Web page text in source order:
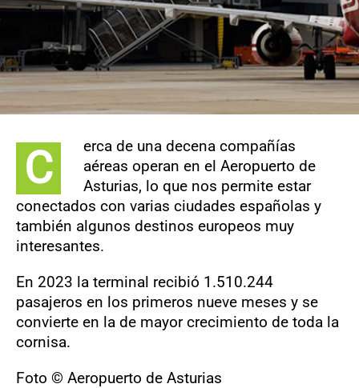
C
erca de una decena compañías
aéreas operan en el Aeropuerto de
Asturias, lo que nos permite estar
conectados con varias ciudades españolas y
también algunos destinos europeos muy
interesantes.
En 2023 la terminal recibió 1.510.244
pasajeros en los primeros nueve meses y se
convierte en la de mayor crecimiento de toda la
cornisa.
Foto © Aeropuerto de Asturias